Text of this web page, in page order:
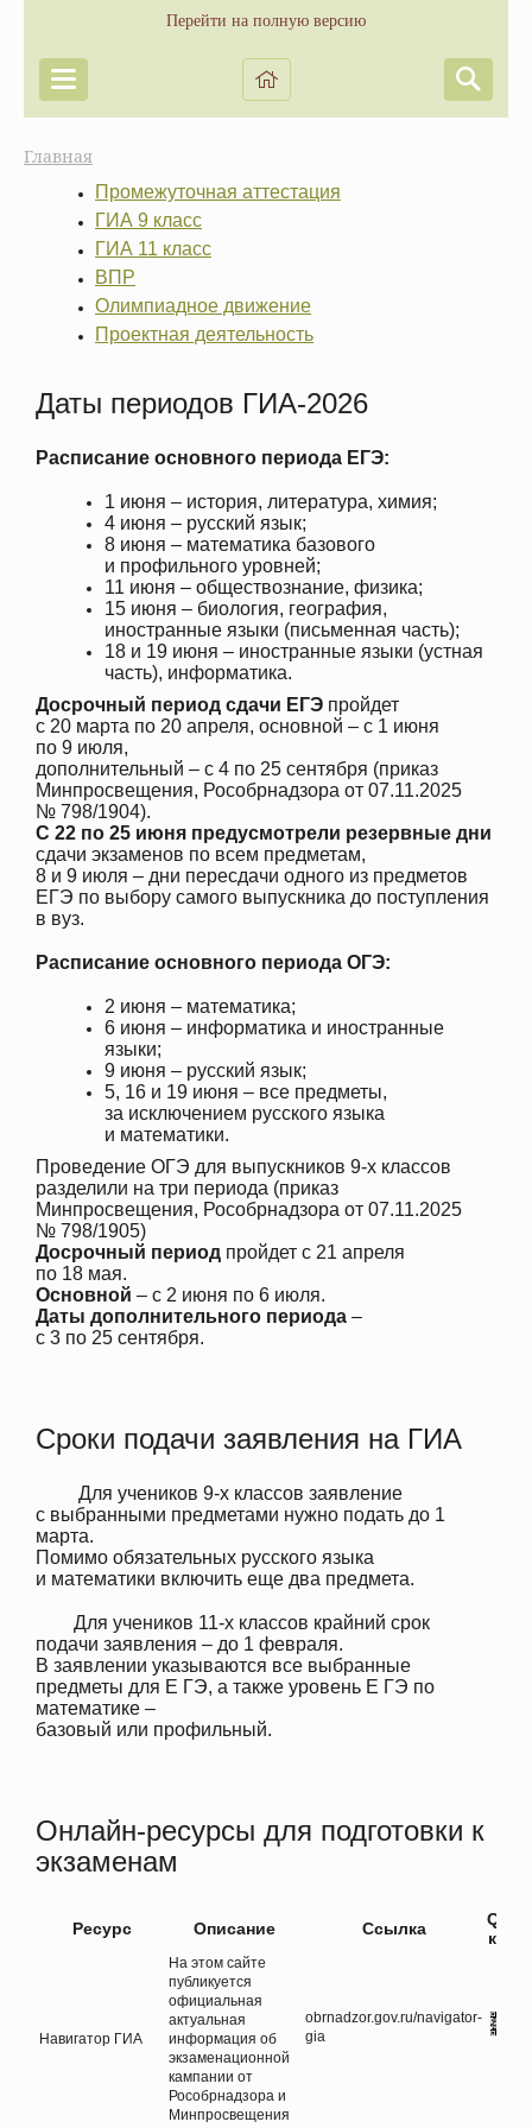
Перейти на полную версию
Главная
Промежуточная аттестация
ГИА 9 класс
ГИА 11 класс
ВПР
Олимпиадное движение
Проектная деятельность
Даты периодов ГИА-2026
Расписание основного периода ЕГЭ:
1 июня – история, литература, химия;
4 июня – русский язык;
8 июня – математика базового
и профильного уровней;
11 июня – обществознание, физика;
15 июня – биология, география,
иностранные языки (письменная часть);
18 и 19 июня – иностранные языки (устная
часть), информатика.
Досрочный период сдачи ЕГЭ пройдет
с 20 марта по 20 апреля, основной – с 1 июня
по 9 июля,
дополнительный – с 4 по 25 сентября (приказ
Минпросвещения, Рособрнадзора от 07.11.2025
№ 798/1904).
С 22 по 25 июня предусмотрели резервные дни
сдачи экзаменов по всем предметам,
8 и 9 июля – дни пересдачи одного из предметов
ЕГЭ по выбору самого выпускника до поступления
в вуз.
Расписание основного периода ОГЭ:
2 июня – математика;
6 июня – информатика и иностранные
языки;
9 июня – русский язык;
5, 16 и 19 июня – все предметы,
за исключением русского языка
и математики.
Проведение ОГЭ для выпускников 9-х классов
разделили на три периода (приказ
Минпросвещения, Рособрнадзора от 07.11.2025
№ 798/1905)
Досрочный период пройдет с 21 апреля
по 18 мая.
Основной – с 2 июня по 6 июля.
Даты дополнительного периода –
с 3 по 25 сентября.
Сроки подачи заявления на ГИА
Для учеников 9-х классов заявление
с выбранными предметами нужно подать до 1
марта.
Помимо обязательных русского языка
и математики включить еще два предмета.
Для учеников 11-х классов крайний срок
подачи заявления – до 1 февраля.
В заявлении указываются все выбранные
предметы для Е ГЭ, а также уровень Е ГЭ по
математике –
базовый или профильный.
Онлайн-ресурсы для подготовки к
экзаменам
Ресурс Описание Ссылка
QR-
код
Навигатор ГИА
На этом сайте
публикуется
официальная
актуальная
информация об
экзаменационной
кампании от
Рособрнадзора и
Минпросвещения
obrnadzor.gov.ru/navigator-
gia